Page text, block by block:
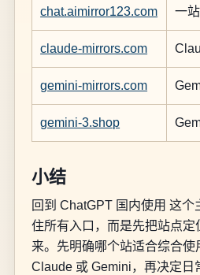
chat.aimirror123.com 一
claude-mirrors.com
gemini-mirrors.com
gemini-3.shop
小结
回到 ChatGPT 国内使用 这
住所有入口，而是先把站点定
来。先明确哪个站适合综合使
Claude 或 Gemini，再决定日